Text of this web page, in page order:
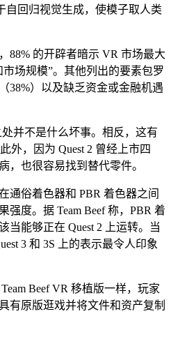
自回归视觉生成，使模子取人类
的开辟者暗示 VR 市场最大
场规模”。其他列出的要素包罗
38%）以及缺乏资金或金融机遇
不是什么坏事。相反，这有
外，因为 Quest 2 曾经上市四
，也很容易找到替代零件。
俗着色器和 PBR 着色器之间
强度。据 Team Beef 称，PBR 着
当能够正在 Quest 2 上运转。当
3 和 3S 上的表示最令人印象
Beef VR 移植版一样，玩家
有原版逛戏并将文件和资产复制